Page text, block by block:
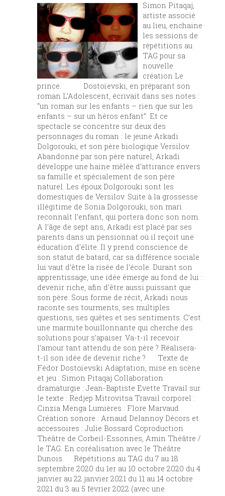
Simon Pitaqaj,
artiste associé
au lieu, enchaine
les sessions de
répétitions au
TAG pour sa
nouvelle
création Le
prince. Dostoïevski, en préparant son
roman L’Adolescent, écrivait dans ses notes :
“un roman sur les enfants – rien que sur les
enfants – sur un héros enfant”. Et ce
spectacle se concentre sur deux des
personnages du roman : le jeune Arkadi
Dolgorouki, et son père biologique Versilov.
Abandonné par son père naturel, Arkadi
développe une haine mêlée d’attirance envers
sa famille et spécialement de son père
naturel. Les époux Dolgorouki sont les
domestiques de Versilov. Suite à la grossesse
illégitime de Sonia Dolgorouki, son mari
reconnaît l’enfant, qui portera donc son nom.
A l’âge de sept ans, Arkadi est placé par ses
parents dans un pensionnat où il reçoit une
éducation d’élite. Il y prend conscience de
son statut de batard, car sa différence sociale
lui vaut d’être la risée de l’école. Durant son
apprentissage, une idée émerge au fond de lui :
devenir riche, afin d’être aussi puissant que
son père. Sous forme de récit, Arkadi nous
raconte ses tourments, ses multiples
questions, ses quêtes et ses sentiments. C’est
une marmite bouillonnante qui cherche des
solutions pour s’apaiser. Va-t-il recevoir
l’amour tant attendu de son père ? Réalisera-
t-il son idée de devenir riche ? Texte de
Fédor Dostoïevski Adaptation, mise en scène
et jeu : Simon Pitaqaj Collaboration
dramaturgie : Jean-Baptiste Evette Travail sur
le texte : Redjep Mitrovitsa Travail corporel :
Cinzia Menga Lumières : Flore Marvaud
Création sonore : Arnaud Delannoy Décors et
accessoires : Julie Bossard Coproduction
Théâtre de Corbeil-Essonnes, Amin Théâtre /
le TAG. En coréalisation avec le Théâtre
Dunois. Répétitions au TAG du 7 au 18
septembre 2020 du 1er au 10 octobre 2020 du 4
janvier au 22 janvier 2021 du 11 au 14 octobre
2021 du 3 au 5 février 2022 (avec une